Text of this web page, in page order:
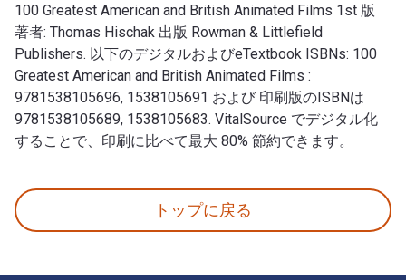
100 Greatest American and British Animated Films 1st 版
著者: Thomas Hischak 出版 Rowman & Littlefield
Publishers. 以下のデジタルおよびeTextbook ISBNs: 100
Greatest American and British Animated Films :
9781538105696, 1538105691 および 印刷版のISBNは
9781538105689, 1538105683. VitalSource でデジタル化
することで、印刷に比べて最大 80% 節約できます。
トップに戻る